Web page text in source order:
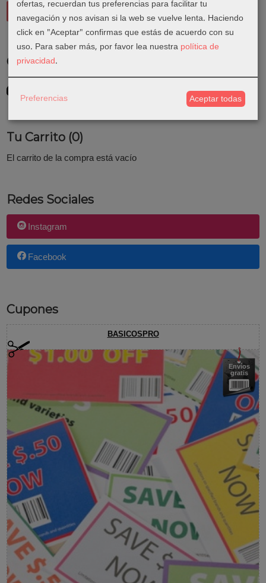
Costes de Envío
GRATIS *
Consultar Destinos
Tu Carrito (0)
El carrito de la compra está vacío
Redes Sociales
Instagram
Facebook
Cupones
BASICOSPRO
Envíos
gratis
ofertas, recuerdan tus preferencias para facilitar tu
navegación y nos avisan si la web se vuelve lenta. Haciendo
click en "Aceptar" confirmas que estás de acuerdo con su
uso. Para saber más, por favor lea nuestra política de
privacidad.
Preferencias Aceptar todas